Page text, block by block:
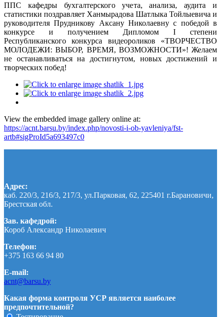
ППС кафедры бухгалтерского учета, анализа, аудита и
статистики поздравляет Ханмырадова Шатлыка Тойлыевича и
руководителя Прудникову Аксану Николаевну с победой в
конкурсе и получением Дипломом I степени
Республиканского конкурса видеороликов «ТВОРЧЕСТВО
МОЛОДЕЖИ: ВЫБОР, ВРЕМЯ, ВОЗМОЖНОСТИ»! Желаем
не останавливаться на достигнутом, новых достижений и
творческих побед!
View the embedded image gallery online at:
https://acnt.barsu.by/index.php/novosti-i-ob-yavleniya/fst-
artb#sigProId5a693497c0
Адрес:
каб. 220/3, 216/3, 217/3, ул.Парковая, 62, 225401 г.Барановичи,
Брестская обл.
Зав. кафедрой:
Короб Александр Николаевич
Телефон:
+375 163 66 94 80
E-mail:
acnt@barsu.by
Какая форма контроля УСР является наиболее
предпочтительной?